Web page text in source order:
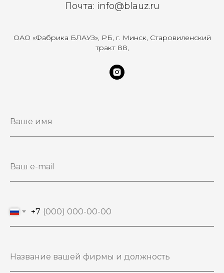
Почта: info@blauz.ru
ОАО «Фабрика БЛАУЗ», РБ, г. Минск, Старовиленский
тракт 88,
+7